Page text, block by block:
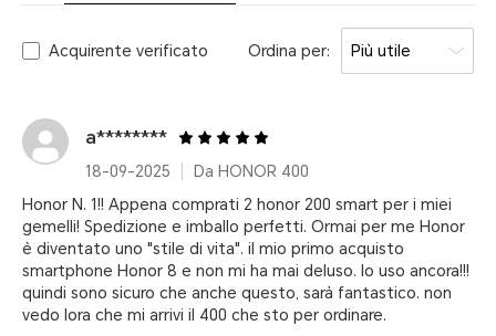
Acquirente verificato Ordina per: Più utile
a********
18-09-2025
Da HONOR 400
Honor N. 1!! Appena comprati 2 honor 200 smart per i miei
gemelli! Spedizione e imballo perfetti. Ormai per me Honor
è diventato uno "stile di vita". il mio primo acquisto
smartphone Honor 8 e non mi ha mai deluso. lo uso ancora!!!
quindi sono sicuro che anche questo, sarà fantastico. non
vedo lora che mi arrivi il 400 che sto per ordinare.